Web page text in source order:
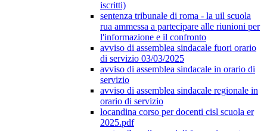
iscritti)
sentenza tribunale di roma - la uil scuola
rua ammessa a partecipare alle riunioni per
l'informazione e il confronto
avviso di assemblea sindacale fuori orario
di servizio 03/03/2025
avviso di assemblea sindacale in orario di
servizio
avviso di assemblea sindacale regionale in
orario di servizio
locandina corso per docenti cisl scuola er
2025.pdf